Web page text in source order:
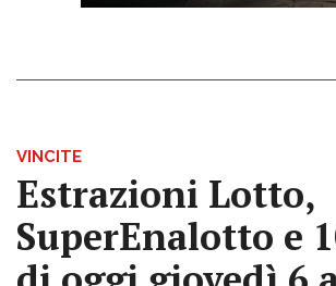
VINCITE
Estrazioni Lotto,
SuperEnalotto e